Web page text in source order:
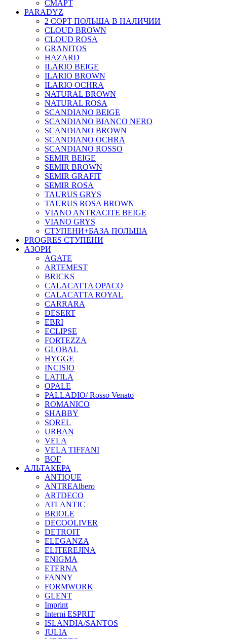
СМАРТ
PARADYZ
2 СОРТ ПОЛЬША В НАЛИЧИИ
CLOUD BROWN
CLOUD ROSA
GRANITOS
HAZARD
ILARIO BEIGE
ILARIO BROWN
ILARIO OCHRA
NATURAL BROWN
NATURAL ROSA
SCANDIANO BEIGE
SCANDIANO BIANCO NERO
SCANDIANO BROWN
SCANDIANO OCHRA
SCANDIANO ROSSO
SEMIR BEIGE
SEMIR BROWN
SEMIR GRAFIT
SEMIR ROSA
TAURUS GRYS
TAURUS ROSA BROWN
VIANO ANTRACITE BEIGE
VIANO GRYS
СТУПЕНИ+БАЗА ПОЛЬША
PROGRES СТУПЕНИ
АЗОРИ
AGATE
ARTEMEST
BRICKS
CALACATTA OPACO
CALACATTA ROYAL
CARRARA
DESERT
EBRI
ECLIPSE
FORTEZZA
GLOBAL
HYGGE
INCISIO
LATILA
OPALE
PALLADIO/ Rosso Venato
ROMANICO
SHABBY
SOREL
URBAN
VELA
VELA TIFFANI
ВОГ
АЛЬТАКЕРА
ANTIQUE
ANTREAlbero
ARTDECO
ATLANTIC
BRIOLE
DECOOLIVER
DETROIT
ELEGANZA
ELITEREJINA
ENIGMA
ETERNA
FANNY
FORMWORK
GLENT
Imprint
Interni ESPRIT
ISLANDIA/SANTOS
JULIA